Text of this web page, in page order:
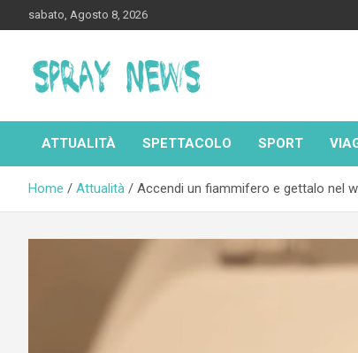
to
sabato, Agosto 8, 2026
Spraynews.it
ATTUALITÀ SPETTACOLO SPORT
Home Attualità Accendi un fiammifero e gettalo nel